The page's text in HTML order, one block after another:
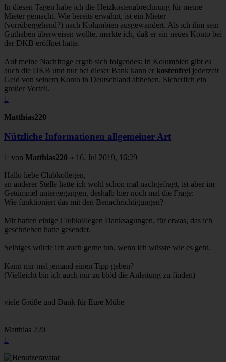
In diesen Tagen habe ich die Heizkostenabrechnung für meine
Mieter gemacht. Wie bereits erwähnt, ist ein Mieter
(vorrübergehend?) nach Kolumbien ausgewandert. Als ich ihm sein
Guthaben überweisen wollte, merkte ich, daß er ein neues Konto bei
der DKB eröffnet hatte.
Auf meine Nachfrage ergab sich folgendes: In Kolumbien gibt es
auch die DKB und nur bei dieser Bank kann er kostenfrei jederzeit
Geld von seinem Konto in Deutschland abheben. Sicherlich ein
großer Vorteil.
Matthias220
Nützliche Informationen allgemeiner Art
Beitrag
von Matthias220 » 16. Jul 2019, 16:29
Hallo liebe Clubkollegen,
an anderer Stelle hatte ich wohl schon mal nachgefragt, ist aber im
Getümmel untergegangen, deshalb hier noch mal die Frage:
Wie funktioniert das mit den Benachrichtigungen?
Mir hatten einige Clubkollegen Danksagungen, für etwas, das ich
geschrieben hatte gesendet.
Selbiges würde ich auch gerne tun, wenn ich wüsste wie es geht.
Kann mir mal jemand einen Tipp geben?
(Vielleicht bin ich auch nur zu blöd die Anleitung zu finden)
viele Grüße und Dank für Eure Mühe
Matthias 220